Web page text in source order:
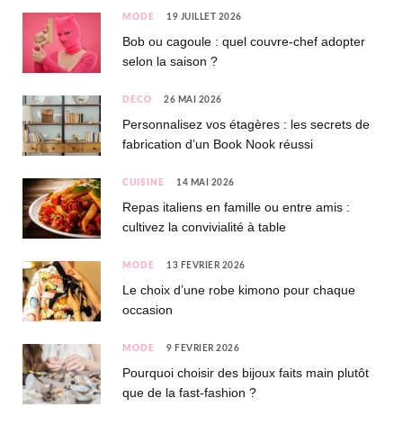
MODE 19 JUILLET 2026
Bob ou cagoule : quel couvre-chef adopter
selon la saison ?
DÉCO 26 MAI 2026
Personnalisez vos étagères : les secrets de
fabrication d’un Book Nook réussi
CUISINE 14 MAI 2026
Repas italiens en famille ou entre amis :
cultivez la convivialité à table
MODE 13 FÉVRIER 2026
Le choix d’une robe kimono pour chaque
occasion
MODE 9 FÉVRIER 2026
Pourquoi choisir des bijoux faits main plutôt
que de la fast-fashion ?